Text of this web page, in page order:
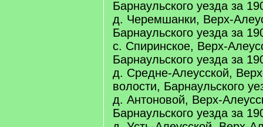
Барнаульского уезда за
д. Черемшанки, Верх-
Барнаульского уезда за
с. Спиринское, Верх-
Барнаульского уезда за
д. Средне-Алеусской,
волости, Барнаульского
д. Антоновой, Верх-
Барнаульского уезда за